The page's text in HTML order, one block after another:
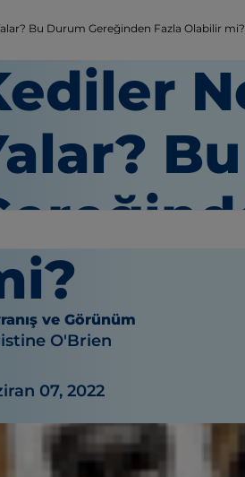
Bu Durum Gereğinden Fazla Olabilir mi?
ve Görünüm
O'Brien
07, 2022